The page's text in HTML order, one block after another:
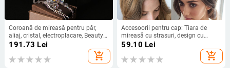
Coroană de mireasă pentru păr,
aliaj, cristal, electroplacare, Beauty
bride
191.73 Lei
add_shopping_cart
Accesoorii pentru cap: Tiara de
mireasă cu strasuri, design cu
frunze, aliaj, cristal alb,
electroplăcare, personalizabil
59.10 Lei
add_shopping_cart